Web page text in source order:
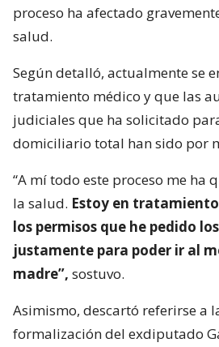
proceso ha afectado
salud.
Según detalló, actualmente se
tratamiento médico y que las
judiciales que ha solicitado
domiciliario total han sido por
“A mí todo este proceso me ha
la salud. Estoy en
los permisos que he pedido
justamente para poder ir al
madre”, sostuvo.
Asimismo, descartó referirse a
formalización del exdiputado